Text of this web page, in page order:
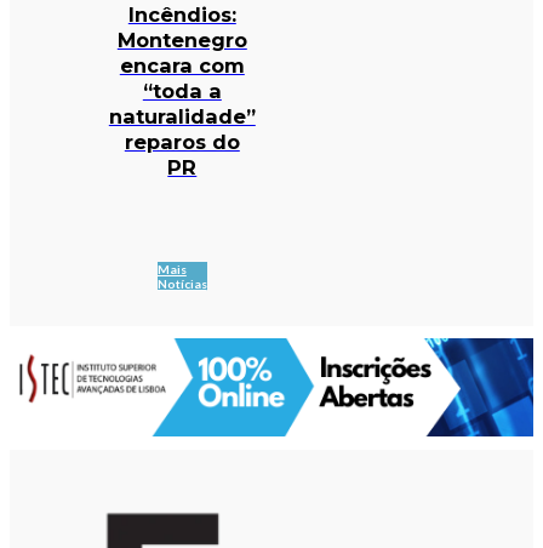
Incêndios:
Montenegro
encara com
“toda a
naturalidade”
reparos do
PR
Mais
Notícias